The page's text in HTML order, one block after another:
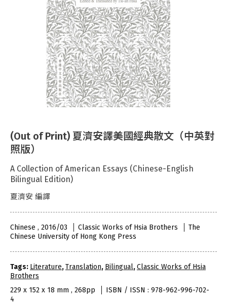
(Out of Print) 夏濟安譯美國經典散文（中英對
照版）
A Collection of American Essays (Chinese-English
Bilingual Edition)
夏濟安 編譯
Chinese , 2016/03 Classic Works of Hsia Brothers
The
Chinese University of Hong Kong Press
Tags: Literature,Translation, Bilingual,Classic Works of Hsia
Brothers
229 x 152 x 18 mm , 268pp
ISBN / ISSN : 978-962-996-702-
4